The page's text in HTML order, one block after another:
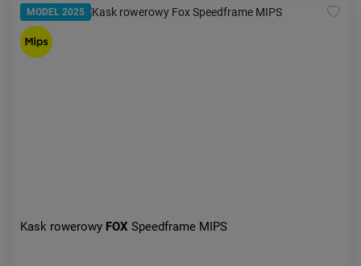
MODEL 2025
Kask rowerowy FOX Speedframe MIPS